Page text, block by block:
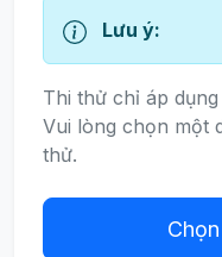
Lưu ý:
Thi thử chỉ áp
Vui lòng chọn một
thử.